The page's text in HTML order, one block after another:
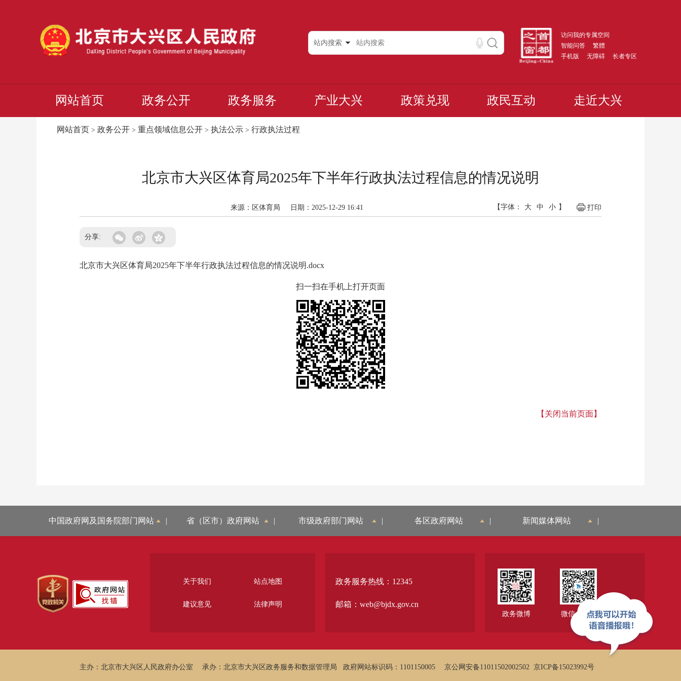
访问我的专属空间
智能问答
繁體
手机版
无障碍 长者专区
站内搜索
网站首页 政务公开 政务服务 产业大兴 政策兑现 政民互动 走近大兴
网站首页 > 政务公开 > 重点领域信息公开 > 执法公示 > 行政执法过程
北京市大兴区体育局2025年下半年行政执法过程信息的情况说明
来源：区体育局 日期：2025-12-29 16:41 打印
【字体： 大 中 小 】
分享:
北京市大兴区体育局2025年下半年行政执法过程信息的情况说明.docx
扫一扫在手机上打开页面
【关闭当前页面】
中国政府网及国务院部门网站 | 省（区市）政府网站 | 市级政府部门网站 | 各区政府网站 | 新闻媒体网站 |
关于我们 站点地图
建议意见 法律声明
政务服务热线：12345
邮箱：web@bjdx.gov.cn
政务微博 微信公众号
主办：北京市大兴区人民政府办公室 承办：北京市大兴区政务服务和数据管理局 政府网站标识码：1101150005 京公网安备11011502002502 京ICP备15023992号